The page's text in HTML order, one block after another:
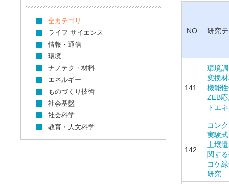
全カテゴリ
ライフ サイエンス
情報・通信
環境
ナノテク・材料
エネルギー
ものづくり技術
社会基盤
社会科学
教育・人文科学
NO 研究
141.
環境
変換
機能
ZEB
トエ
142.
コン
実験
土壌
関す
コケ
研究